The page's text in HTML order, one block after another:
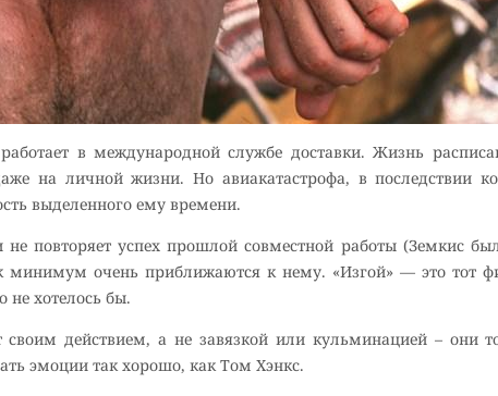
в международной службе доставки. Жизнь
на личной жизни. Но авиакатастрофа, в последствии
выделенного ему времени.
не повторяет успех прошлой совместной работы (Земкис
минимум очень приближаются к нему. «Изгой» — это тот
не хотелось бы.
своим действием, а не завязкой или кульминацией – они
эмоции так хорошо, как Том Хэнкс.